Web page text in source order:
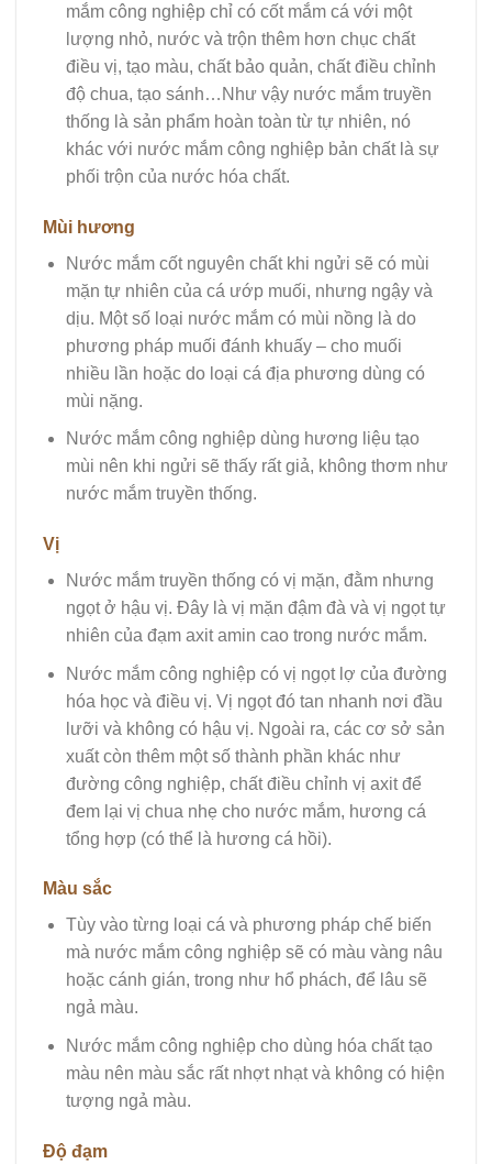
mắm công nghiệp chỉ có cốt mắm cá với một
lượng nhỏ, nước và trộn thêm hơn chục chất
điều vị, tạo màu, chất bảo quản, chất điều chỉnh
độ chua, tạo sánh…Như vậy nước mắm truyền
thống là sản phẩm hoàn toàn từ tự nhiên, nó
khác với nước mắm công nghiệp bản chất là sự
phối trộn của nước hóa chất.
Mùi hương
Nước mắm cốt nguyên chất khi ngửi sẽ có mùi
mặn tự nhiên của cá ướp muối, nhưng ngậy và
dịu. Một số loại nước mắm có mùi nồng là do
phương pháp muối đánh khuấy – cho muối
nhiều lần hoặc do loại cá địa phương dùng có
mùi nặng.
Nước mắm công nghiệp dùng hương liệu tạo
mùi nên khi ngửi sẽ thấy rất giả, không thơm như
nước mắm truyền thống.
Vị
Nước mắm truyền thống có vị mặn, đằm nhưng
ngọt ở hậu vị. Đây là vị mặn đậm đà và vị ngọt tự
nhiên của đạm axit amin cao trong nước mắm.
Nước mắm công nghiệp có vị ngọt lợ của đường
hóa học và điều vị. Vị ngọt đó tan nhanh nơi đầu
lưỡi và không có hậu vị. Ngoài ra, các cơ sở sản
xuất còn thêm một số thành phần khác như
đường công nghiệp, chất điều chỉnh vị axit để
đem lại vị chua nhẹ cho nước mắm, hương cá
tổng hợp (có thể là hương cá hồi).
Màu sắc
Tùy vào từng loại cá và phương pháp chế biến
mà nước mắm công nghiệp sẽ có màu vàng nâu
hoặc cánh gián, trong như hổ phách, để lâu sẽ
ngả màu.
Nước mắm công nghiệp cho dùng hóa chất tạo
màu nên màu sắc rất nhợt nhạt và không có hiện
tượng ngả màu.
Độ đạm